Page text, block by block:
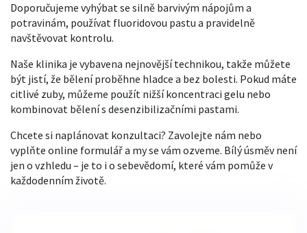
Doporučujeme vyhýbat se silně barvivým nápojům a
potravinám, používat fluoridovou pastu a pravidelně
navštěvovat kontrolu.
Naše klinika je vybavena nejnovější technikou, takže můžete
být jistí, že bělení proběhne hladce a bez bolesti. Pokud máte
citlivé zuby, můžeme použít nižší koncentraci gelu nebo
kombinovat bělení s desenzibilizačními pastami.
Chcete si naplánovat konzultaci? Zavolejte nám nebo
vyplňte online formulář a my se vám ozveme. Bílý úsměv není
jen o vzhledu – je to i o sebevědomí, které vám pomůže v
každodenním životě.